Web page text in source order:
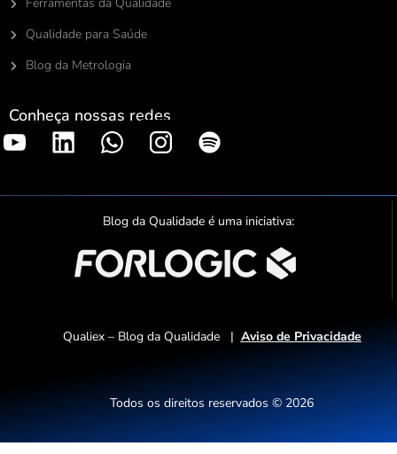
Ferramentas da Qualidade
Qualidade para Saúde
Blog da Metrologia
Conheça nossas redes
S
o
t
i
f
y
Blog da Qualidade é uma iniciativa:
Qualiex – Blog da Qualidade | Aviso de Privacidade
Todos os direitos reservados © 2026